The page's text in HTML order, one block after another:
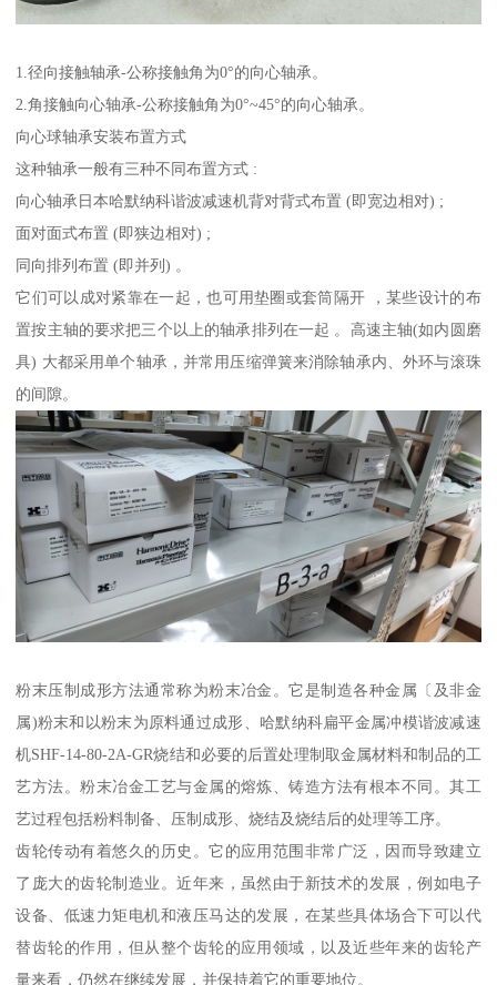
1.径向接触轴承-公称接触角为0°的向心轴承。
2.角接触向心轴承-公称接触角为0°~45°的向心轴承。
向心球轴承安装布置方式
这种轴承一般有三种不同布置方式 :
向心轴承日本哈默纳科谐波减速机背对背式布置 (即宽边相对) ;
面对面式布置 (即狭边相对) ;
同向排列布置 (即并列) 。
它们可以成对紧靠在一起，也可用垫圈或套筒隔开 ，某些设计的布
置按主轴的要求把三个以上的轴承排列在一起 。高速主轴(如内圆磨
具) 大都采用单个轴承，并常用压缩弹簧来消除轴承内、外环与滚珠
的间隙。
粉末压制成形方法通常称为粉末冶金。它是制造各种金属〔及非金
属)粉末和以粉末为原料通过成形、哈默纳科扁平金属冲模谐波减速
机SHF-14-80-2A-GR烧结和必要的后置处理制取金属材料和制品的工
艺方法。粉末冶金工艺与金属的熔炼、铸造方法有根本不同。其工
艺过程包括粉料制备、压制成形、烧结及烧结后的处理等工序。
齿轮传动有着悠久的历史。它的应用范围非常广泛，因而导致建立
了庞大的齿轮制造业。近年来，虽然由于新技术的发展，例如电子
设备、低速力矩电机和液压马达的发展，在某些具体场合下可以代
替齿轮的作用，但从整个齿轮的应用领域，以及近些年来的齿轮产
量来看，仍然在继续发展，并保持着它的重要地位。